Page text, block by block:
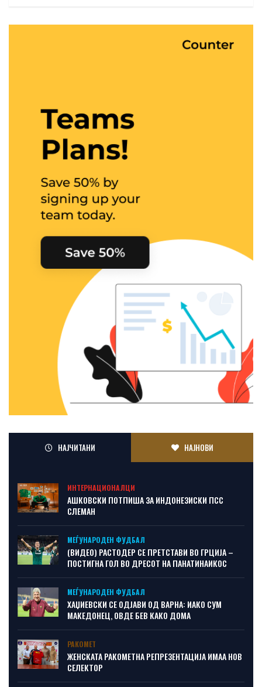
НАЈЧИТАНИ НАЈНОВИ
ИНТЕРНАЦИОНАЛЦИ
АШКОВСКИ ПОТПИША ЗА ИНДОНЕЗИСКИ ПСС
СЛЕМАН
МЕЃУНАРОДЕН ФУДБАЛ
(ВИДЕО) РАСТОДЕР СЕ ПРЕТСТАВИ ВО ГРЦИЈА –
ПОСТИГНА ГОЛ ВО ДРЕСОТ НА ПАНАТИНАИКОС
МЕЃУНАРОДЕН ФУДБАЛ
ХАЏИЕВСКИ СЕ ОДЈАВИ ОД ВАРНА: ИАКО СУМ
МАКЕДОНЕЦ, ОВДЕ БЕВ КАКО ДОМА
РАКОМЕТ
ЖЕНСКАТА РАКОМЕТНА РЕПРЕЗЕНТАЦИЈА ИМАА НОВ
СЕЛЕКТОР